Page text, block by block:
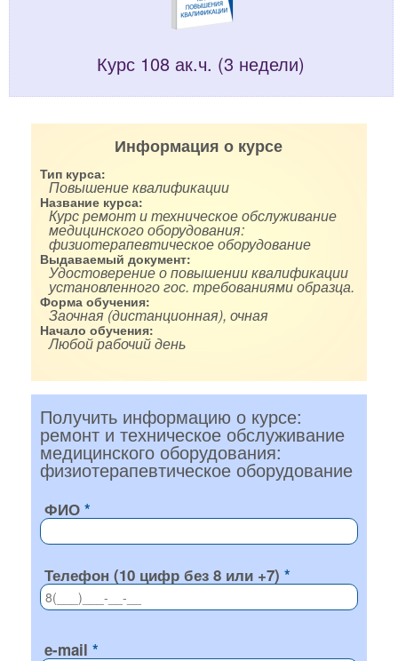
Курс 108 ак.ч. (3 недели)
Информация о курсе
Тип курса:
Повышение квалификации
Название курса:
Курс ремонт и техническое обслуживание
медицинского оборудования:
физиотерапевтическое оборудование
Выдаваемый документ:
Удостоверение о повышении квалификации
установленного гос. требованиями образца.
Форма обучения:
Заочная (дистанционная), очная
Начало обучения:
Любой рабочий день
Получить информацию о курсе:
ремонт и техническое обслуживание
медицинского оборудования:
физиотерапевтическое оборудование
ФИО
Телефон (10 цифр без 8 или +7)
e-mail